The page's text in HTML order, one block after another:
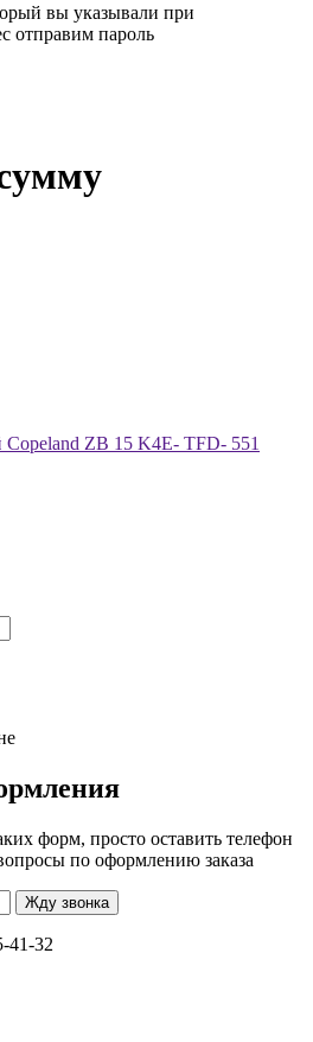
вы указывали при
отправим пароль
ZB 15 K4E- TFD- 551
форм, просто оставить телефон
по оформлению заказа
41-32